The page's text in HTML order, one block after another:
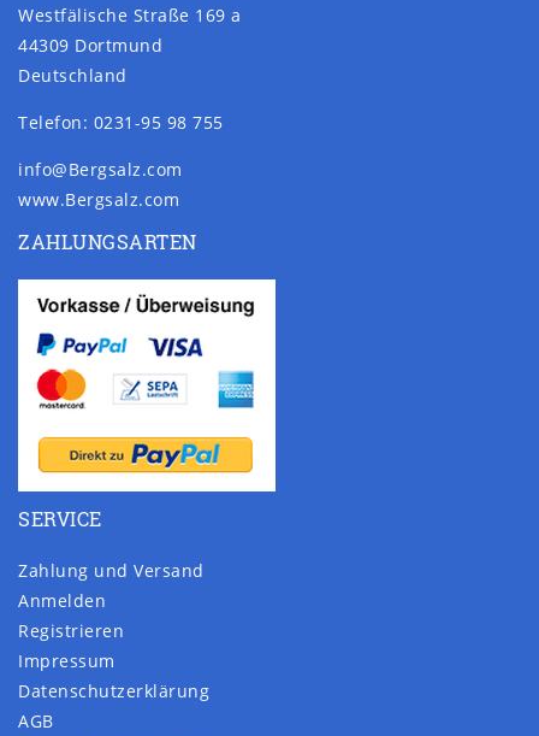
Westfälische Straße 169 a
44309 Dortmund
Deutschland
Telefon: 0231-95 98 755
info@Bergsalz.com
www.Bergsalz.com
ZAHLUNGSARTEN
SERVICE
Zahlung und Versand
Anmelden
Registrieren
Impressum
Daten­schutz­erklärung
AGB